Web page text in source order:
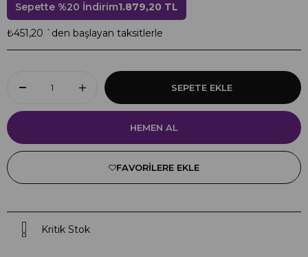
Sepette %20 İndirim1.879,20 TL
₺451,20 `den başlayan taksitlerle
FAVORILERE EKLE
Kritik Stok